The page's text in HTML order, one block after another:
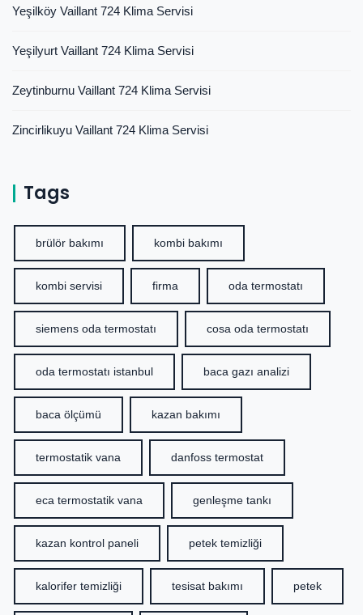
Yeşilköy Vaillant 724 Klima Servisi
Yeşilyurt Vaillant 724 Klima Servisi
Zeytinburnu Vaillant 724 Klima Servisi
Zincirlikuyu Vaillant 724 Klima Servisi
Tags
brülör bakımı kombi bakımı
kombi servisi firma oda termostatı
siemens oda termostatı cosa oda termostatı
oda termostatı istanbul baca gazı analizi
baca ölçümü kazan bakımı
termostatik vana danfoss termostat
eca termostatik vana genleşme tankı
kazan kontrol paneli petek temizliği
kalorifer temizliği tesisat bakımı petek